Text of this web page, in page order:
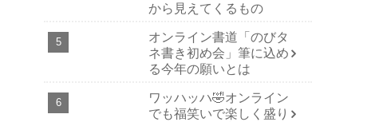
から見えてくるもの
オンライン書道「のびタ
ネ書き初め会」筆に込め
る今年の願いとは
ワッハッハ🤣オンライン
でも福笑いで楽しく盛り